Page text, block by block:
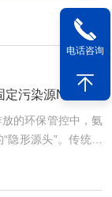
青岛明华电子激光氨气分析仪MH3250：固定污染源NH₃监测的“便携精准利器”
的环保管控中，氨
形源头”。传统电
零点漂移大，已难
电子MH3250型激
电话咨询